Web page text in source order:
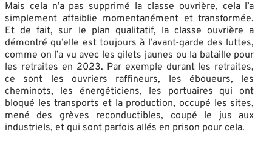
Mais cela n’a pas supprimé la classe ouvrière, cela l’a
simplement affaiblie momentanément et transformée.
Et de fait, sur le plan qualitatif, la classe ouvrière a
démontré qu’elle est toujours à l’avant-garde des luttes,
comme on l’a vu avec les gilets jaunes ou la bataille pour
les retraites en 2023. Par exemple durant les retraites,
ce sont les ouvriers raffineurs, les éboueurs, les
cheminots, les énergéticiens, les portuaires qui ont
bloqué les transports et la production, occupé les sites,
mené des grèves reconductibles, coupé le jus aux
industriels, et qui sont parfois allés en prison pour cela.